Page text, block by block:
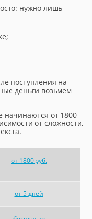
нужно лишь
поступления на
деньги возьмем
начинаются от 1800
от сложности,
от 1800 руб.
от 5 дней